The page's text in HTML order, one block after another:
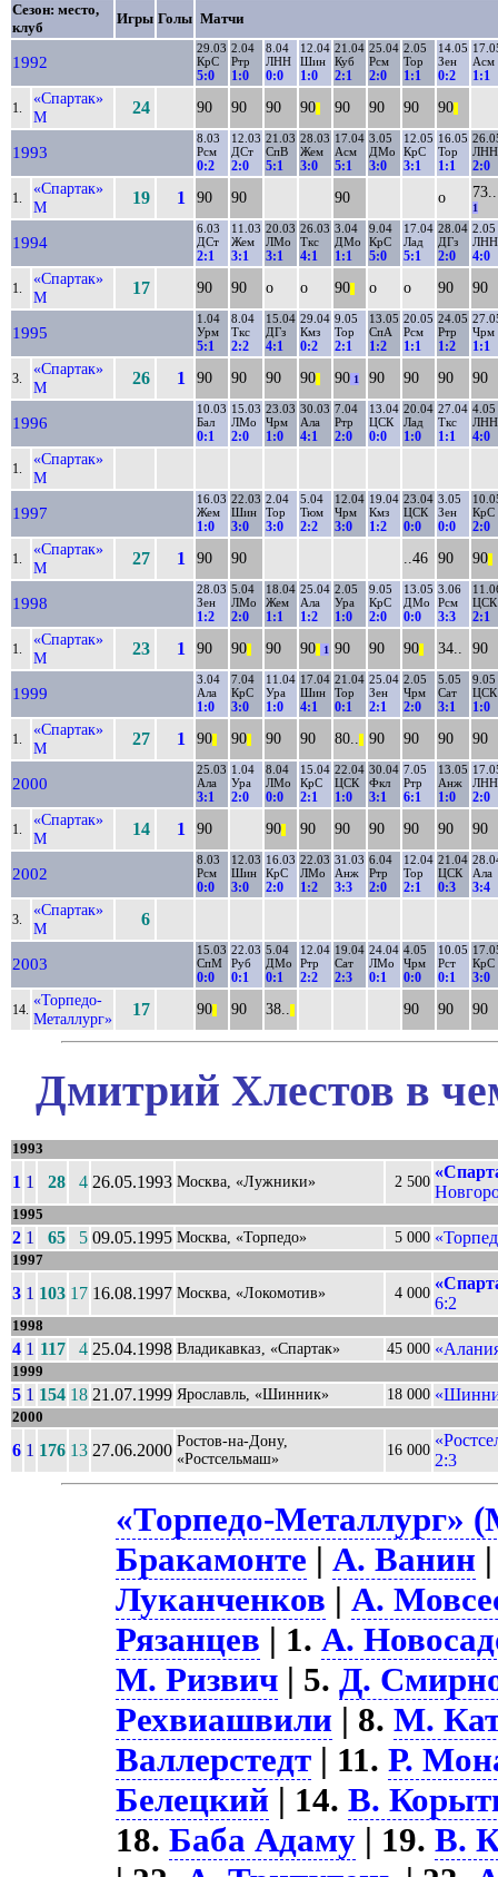
Сезон: место,
клуб
Игры Голы Матчи
1992
29.03
КрС
5:0
2.04
Ртр
1:0
8.04
ЛНН
0:0
12.04
Шин
1:0
21.04
Куб
2:1
25.04
Рсм
2:0
2.05
Тор
1:1
14.05
Зен
0:2
Асм
1:1
1.
«Спартак»
М
24 90 90 90 90 90 90 90 90
1993
8.03
Рсм
0:2
12.03
ДСт
2:0
21.03
СпВ
5:1
28.03
Жем
3:0
17.04
Асм
5:1
3.05
ДМо
3:0
12.05
КрС
3:1
16.05
Тор
1:1
ЛНН
2:0
1.
«Спартак»
М
19 1 90 90 90 о 73..
1
1994
6.03
ДСт
2:1
11.03
Жем
3:1
20.03
ЛМо
3:1
26.03
Ткс
4:1
3.04
ДМо
1:1
9.04
КрС
5:0
17.04
Лад
5:1
28.04
ДГз
2:0
2.05
ЛНН
4:0
1.
«Спартак»
М
17 90 90 о о 90 о о 90 90
1995
1.04
Урм
5:1
8.04
Ткс
2:2
15.04
ДГз
4:1
29.04
Кмз
0:2
9.05
Тор
2:1
13.05
СпА
1:2
20.05
Рсм
1:1
24.05
Ртр
1:2
Чрм
1:1
3.
«Спартак»
М
26 1 90 90 90 90 90 1 90 90 90 90
1996
10.03
Бал
0:1
15.03
ЛМо
2:0
23.03
Чрм
1:0
30.03
Ала
4:1
7.04
Ртр
2:0
13.04
ЦСК
0:0
20.04
Лад
1:0
27.04
Ткс
1:1
4.05
ЛНН
4:0
1.
«Спартак»
М
1997
16.03
Жем
1:0
22.03
Шин
3:0
2.04
Тор
3:0
5.04
Тюм
2:2
12.04
Чрм
3:0
19.04
Кмз
1:2
23.04
ЦСК
0:0
3.05
Зен
0:0
КрС
2:0
1.
«Спартак»
М
27 1 90 90 ..46 90 90
1998
28.03
Зен
1:2
5.04
ЛМо
2:0
18.04
Жем
1:1
25.04
Ала
1:2
2.05
Ура
1:0
9.05
КрС
2:0
13.05
ДМо
0:0
3.06
Рсм
3:3
ЦСК
2:1
1.
«Спартак»
М
23 1 90 90 90 90 1 90 90 90 34.. 90
1999
3.04
Ала
1:0
7.04
КрС
3:0
11.04
Ура
1:0
17.04
Шин
4:1
21.04
Тор
0:1
25.04
Зен
2:1
2.05
Чрм
2:0
5.05
Сат
3:1
9.05
ЦСК
1:0
1.
«Спартак»
М
27 1 90 90 90 90 80.. 90 90 90 90
2000
25.03
Ала
3:1
1.04
Ура
2:0
8.04
ЛМо
0:0
15.04
КрС
2:1
22.04
ЦСК
1:0
30.04
Фкл
3:1
7.05
Ртр
6:1
13.05
Анж
1:0
ЛНН
2:0
1.
«Спартак»
М
14 1 90 90 90 90 90 90 90 90
2002
8.03
Рсм
0:0
12.03
Шин
3:0
16.03
КрС
2:0
22.03
ЛМо
1:2
31.03
Анж
3:3
6.04
Ртр
2:0
12.04
Тор
2:1
21.04
ЦСК
0:3
Ала
3:4
3.
«Спартак»
М
6
2003
15.03
СпМ
0:0
22.03
Руб
0:1
5.04
ДМо
0:1
12.04
Ртр
2:2
19.04
Сат
2:3
24.04
ЛМо
0:1
4.05
Чрм
0:0
10.05
Рст
0:1
КрС
3:0
14.
«Торпедо-
Металлург»
17 90 90 38.. 90 90 90
Дмитрий Хлестов в
1993
1 1 28 4 26.05.1993 Москва, «Лужники» 2 500
1995
2 1 65 5 09.05.1995 Москва, «Торпедо» 5 000
1997
3 1 103 17 16.08.1997 Москва, «Локомотив» 4 000
6:2
1998
4 1 117 4 25.04.1998 Владикавказ, «Спартак» 45 000
1999
5 1 154 18 21.07.1999 Ярославль, «Шинник» 18 000
2000
6 1 176 13 27.06.2000 Ростов-на-Дону,
«Ростсельмаш»
16 000
2:3
«Торпедо-Металлург»
Бракамонте |А. Ванин
Луканченков |А.
Рязанцев | 1.А.
М. Ризвич | 5.Д.
Рехвиашвили | 8.М.
Валлерстедт | 11.Р.
Белецкий | 14.В.
18.Баба Адаму | 19.В.